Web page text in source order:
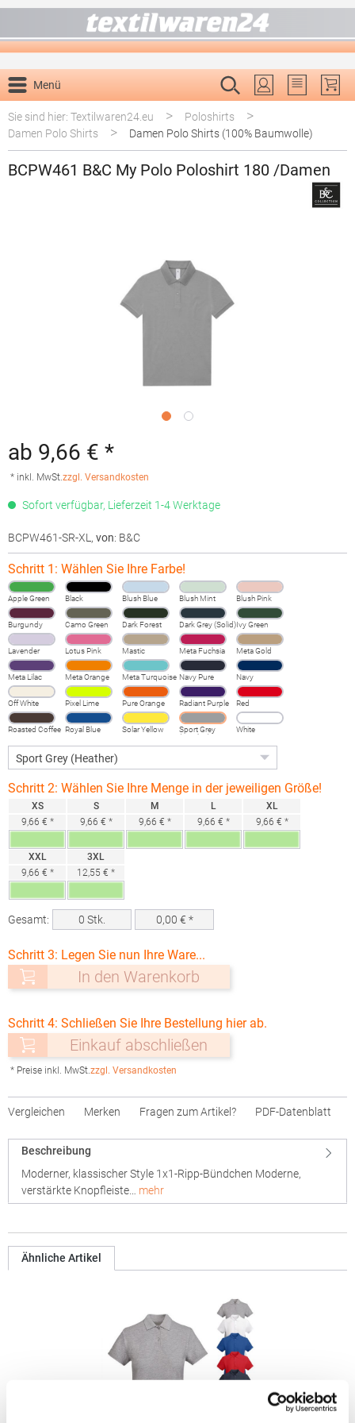
Menü
Du hast 0
Sie sind hier: Textilwaren24.eu
> Poloshirts >
Damen Polo Shirts > Damen Polo Shirts (100% Baumwolle)
BCPW461 B&C My Polo Poloshirt 180 /Damen
ab 9,66 € *
* inkl. MwSt.zzgl. Versandkosten
Sofort verfügbar, Lieferzeit 1-4 Werktage
BCPW461-SR-XL , von: B&C
Schritt 1: Wählen Sie Ihre Farbe!
Apple Green Black Blush Blue Blush Mint Blush Pink
Burgundy Camo Green Dark Forest Dark Grey (Solid)Ivy Green
Lavender Lotus Pink Mastic Meta Fuchsia Meta Gold
Meta Lilac Meta Orange Meta Turquoise Navy Pure Navy
Off White Pixel Lime Pure Orange Radiant Purple Red
Roasted Coffee Royal Blue Solar Yellow
Sport Grey
(Heather)
White
Schritt 2: Wählen Sie Ihre Menge in der jeweiligen Größe!
XS
9,66 € *
S
9,66 € *
M
9,66 € *
L
9,66 € *
XL
9,66 € *
XXL
9,66 € *
3XL
12,55 € *
Gesamt: 0 Stk. 0,00 € *
Schritt 3: Legen Sie nun Ihre Ware...
In den Warenkorb
Schritt 4: Schließen Sie Ihre Bestellung hier ab.
Einkauf abschließen
* Preise inkl. MwSt.zzgl. Versandkosten
Vergleichen Merken Fragen zum Artikel? PDF-Datenblatt
Beschreibung
Moderner, klassischer Style 1x1-Ripp-Bündchen Moderne,
verstärkte Knopfleiste… mehr
Ähnliche Artikel